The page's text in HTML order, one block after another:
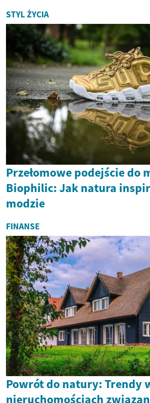
STYL ŻYCIA
Przełomowe podejście do
Biophilic: Jak natura
modzie
FINANSE
Powrót do natury: Trendy
nieruchomościach